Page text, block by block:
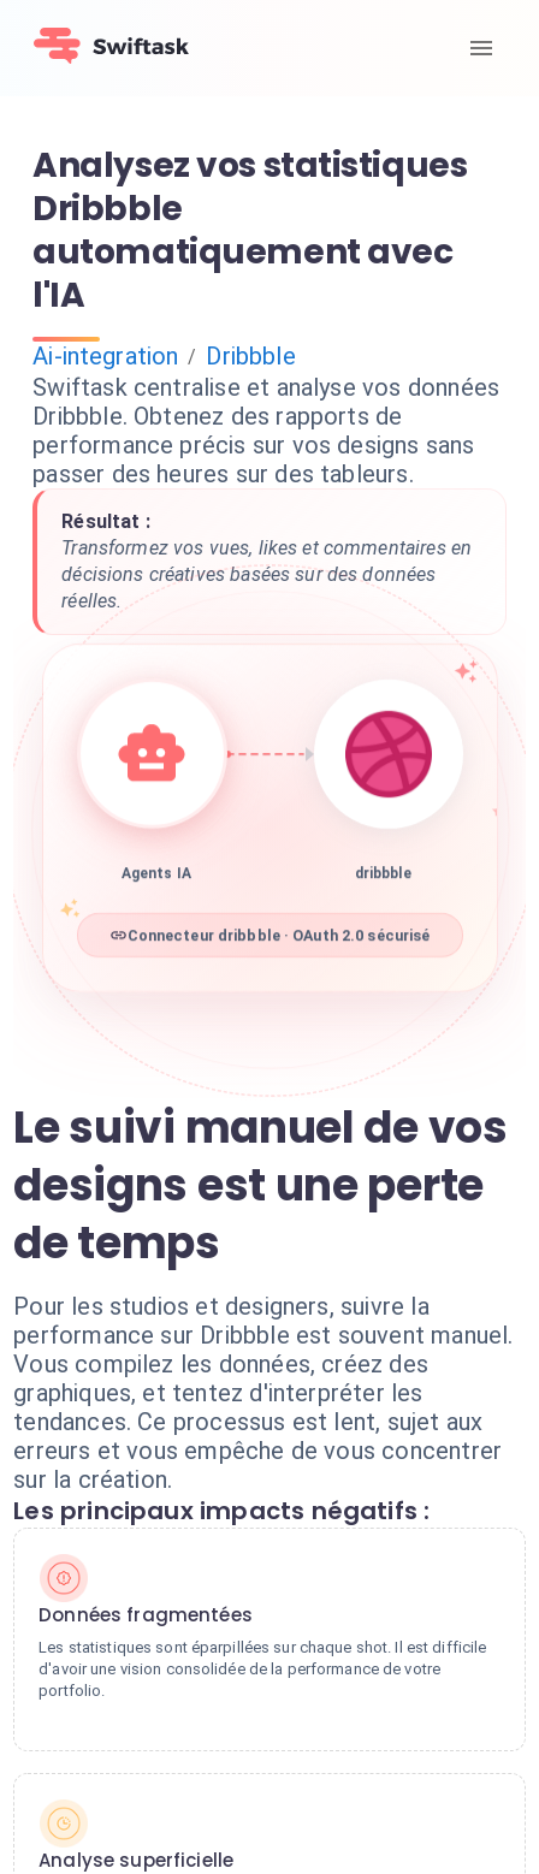
Analysez vos statistiques
Dribbble
automatiquement avec
l'IA
Ai-integration / Dribbble
Swiftask centralise et analyse vos données
Dribbble. Obtenez des rapports de
performance précis sur vos designs sans
passer des heures sur des tableurs.
Résultat :
Transformez vos vues, likes et commentaires en
décisions créatives basées sur des données
réelles.
Agents IA dribbble
Connecteur dribbble · OAuth 2.0 sécurisé
Le suivi manuel de vos
designs est une perte
de temps
Pour les studios et designers, suivre la
performance sur Dribbble est souvent manuel.
Vous compilez les données, créez des
graphiques, et tentez d'interpréter les
tendances. Ce processus est lent, sujet aux
erreurs et vous empêche de vous concentrer
sur la création.
Les principaux impacts négatifs :
Données fragmentées
Les statistiques sont éparpillées sur chaque shot. Il est difficile
d'avoir une vision consolidée de la performance de votre
portfolio.
Analyse superficielle